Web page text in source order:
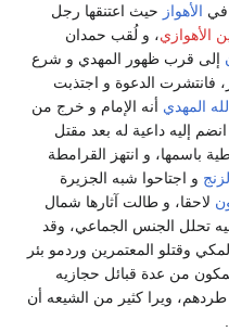
في الأهواز حيث اعتنقها رجل
الأهوازي، و لُقب حمدان
إلى قرب ظهور المهدي و شرع
فانتشرت الدعوة و اجتذبت
المهدي أنه الإمام و خرج من
إليه داعية له بعد مقتل
باسمها، و انتهز القرامطة
و اجتاحوا شبه الجزيرة
لاحقا، و طالت آثارها شمال
تحلل الجنس الجماعي، وقد
وقتلو المعتمرين وردمو بئر
من عدة قبائل حجازيه
ويرا كثير من الشيعه أن